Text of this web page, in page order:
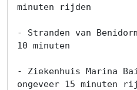
minuten rijden
- Stranden van
10 minuten
- Ziekenhuis Marina
ongeveer 15 minuten